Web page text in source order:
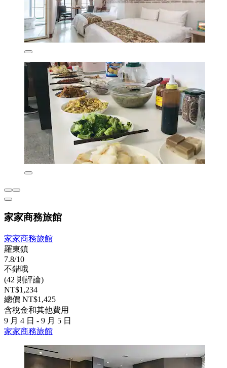
家家商務旅館
家家商務旅館
羅東鎮
7.8/10
不錯哦
(42 則評論)
NT$1,234
總價 NT$1,425
含稅金和其他費用
9 月 4 日 - 9 月 5 日
家家商務旅館